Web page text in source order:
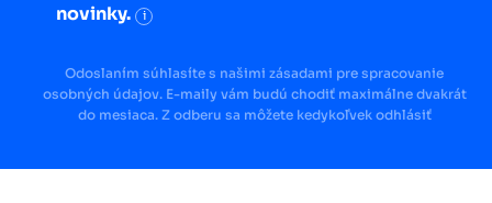
novinky.
i
Odoslaním súhlasíte s našimi zásadami pre spracovanie
osobných údajov. E-maily vám budú chodiť maximálne dvakrát
do mesiaca. Z odberu sa môžete kedykoľvek odhlásiť